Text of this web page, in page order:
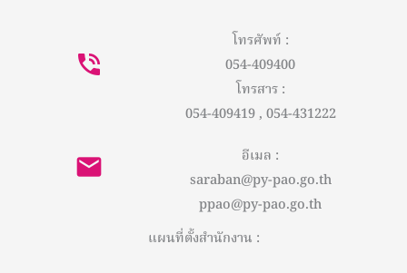
โทรศัพท์ :
054-409400
โทรสาร :
054-409419 , 054-431222
อีเมล :
saraban@py-pao.go.th
ppao@py-pao.go.th
แผนที่ตั้งสำนักงาน :